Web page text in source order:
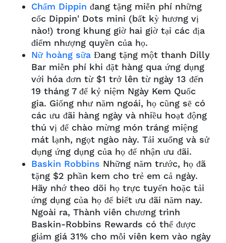
Chấm Dippin đang tặng miễn phí những
cốc Dippin' Dots mini (bất kỳ hương vị
nào!) trong khung giờ hai giờ tại các địa
điểm nhượng quyền của họ.
Nữ hoàng sữa Đang tặng một thanh Dilly
Bar miễn phí khi đặt hàng qua ứng dụng
với hóa đơn từ $1 trở lên từ ngày 13 đến
19 tháng 7 để kỷ niệm Ngày Kem Quốc
gia. Giống như năm ngoái, họ cũng sẽ có
các ưu đãi hàng ngày và nhiều hoạt động
thú vị để chào mừng món tráng miệng
mát lạnh, ngọt ngào này. Tải xuống và sử
dụng ứng dụng của họ để nhận ưu đãi.
Baskin Robbins Những năm trước, họ đã
tặng $2 phần kem cho trẻ em cả ngày.
Hãy nhớ theo dõi họ trực tuyến hoặc tải
ứng dụng của họ để biết ưu đãi năm nay.
Ngoài ra, Thành viên chương trình
Baskin-Robbins Rewards có thể được
giảm giá 31% cho mỗi viên kem vào ngày